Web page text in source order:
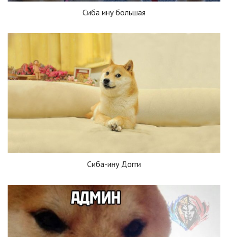
Сиба ину большая
Сиба-ину Догги